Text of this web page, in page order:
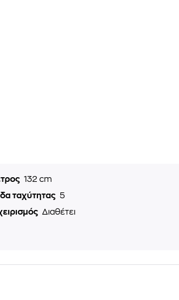
132 cm
ταχύτητας 5
Διαθέτει